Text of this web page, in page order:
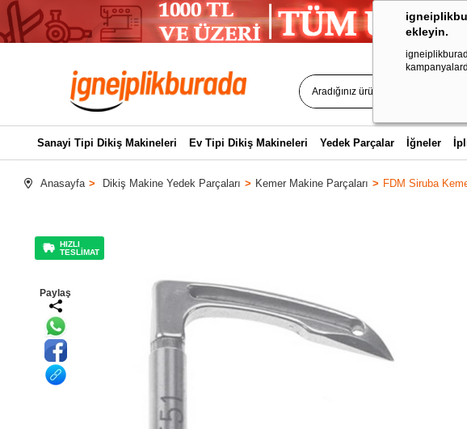
ekleyin.
Sanayi Tipi Dikiş Makineleri Ev Tipi Dikiş Makineleri Yedek Parçalar İğneler
Anasayfa Dikiş Makine Yedek Parçaları Kemer Makine Parçaları FDM Siruba
HIZLI
TESLİMAT
Paylaş